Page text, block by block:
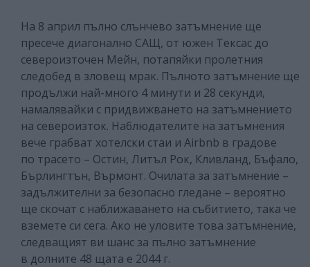
На 8 април пълно слънчево затъмнение ще
пресече диагонално САЩ, от южен Тексас до
североизточен Мейн, потапяйки пролетния
следобед в зловещ мрак. Пълното затъмнение ще
продължи най-много 4 минути и 28 секунди,
намалявайки с придвижването на затъмнението
на североизток. Наблюдателите на затъмнения
вече грабват хотелски стаи и Airbnb в градове
по трасето – Остин, Литъл Рок, Кливланд, Бъфало,
Бърлингтън, Върмонт. Очилата за затъмнение –
задължителни за безопасно гледане – вероятно
ще скочат с наближаването на събитието, така че
вземете си сега. Ако не уловите това затъмнение,
следващият ви шанс за пълно затъмнение
в долните 48 щата е 2044 г.